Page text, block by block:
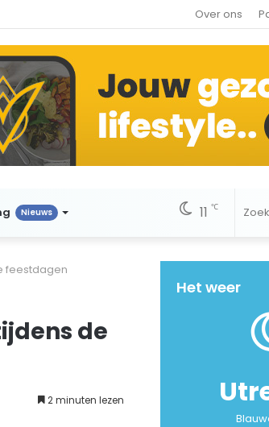
Over ons
Nieuws 11 ℃
feestdagen
de
2 minuten lezen
Het weer